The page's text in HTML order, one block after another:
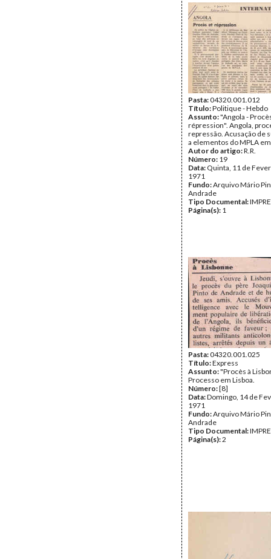
Pasta:04320.001.012
Título:Politique - Hebdo
Assunto:"Angola -
répression". Angola,
repressão. Acusação de
a elementos do MPLA
Autor do artigo:R.R.
Número: 19
Data: Quinta, 11 de
1971
Fundo:Arquivo Mário
Andrade
Tipo Documental:
Página(s): 1
Pasta:04320.001.025
Título:Express
Assunto:"Procès à
Processo em Lisboa.
Número:[8]
Data:Domingo, 14 de
1971
Fundo:Arquivo Mário
Andrade
Tipo Documental:
Página(s):2